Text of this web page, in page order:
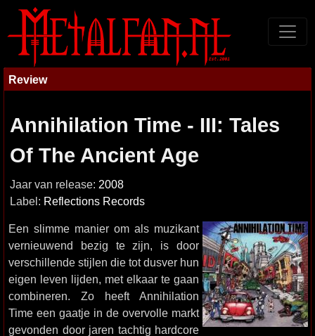
Review
Annihilation Time - III: Tales
Of The Ancient Age
Jaar van release: 2008
Label: Reflections Records
Een slimme manier om als muzikant
vernieuwend bezig te zijn, is door
verschillende stijlen die tot dusver hun
eigen leven lijden, met elkaar te gaan
combineren. Zo heeft Annihilation
Time een gaatje in de overvolle markt
gevonden door jaren tachtig hardcore